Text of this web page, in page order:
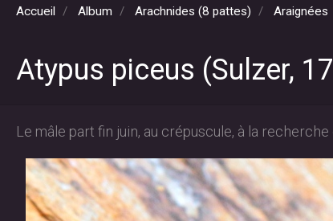
Accueil Album Arachnides (8 pattes) Araignées
Atypus piceus (Sulzer,
Le mâle part fin juin, au crépuscule, à la